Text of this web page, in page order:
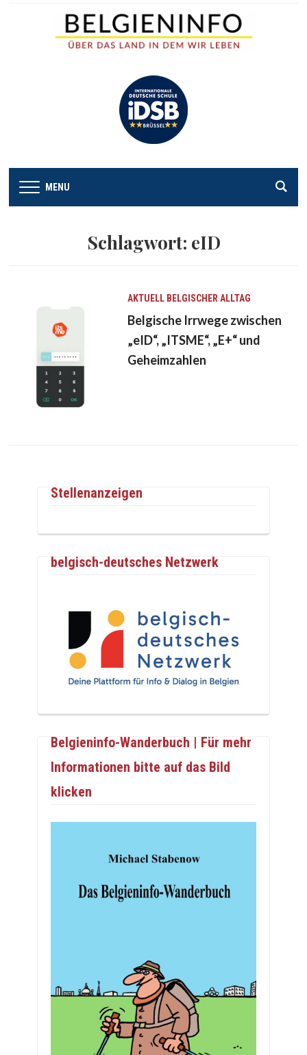
MENU
Schlagwort: eID
AKTUELL BELGISCHER ALLTAG
Belgische Irrwege zwischen
„eID“, „ITSME“, „E+“ und
Geheimzahlen
Stellenanzeigen
belgisch-deutsches Netzwerk
Belgieninfo-Wanderbuch | Für mehr
Informationen bitte auf das Bild
klicken